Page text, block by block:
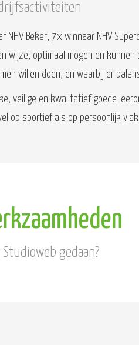
Beker, 7x winnaar NHV
wijze, optimaal mogen en
willen doen, en waarbij er
veilige en kwalitatief goede
op sportief als op persoonlijk vlak.
gedaan?